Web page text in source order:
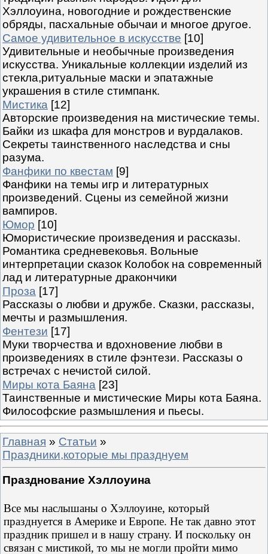
Хэллоуина, новогодние и рождественские
обряды, пасхальные обычаи и многое другое.
Самое удивительное в искусстве [10]
Удивительные и необычные произведения
искусства. Уникальные коллекции изделий из
стекла,ритуальные маски и эпатажные
украшения в стиле стимпанк.
Мистика [12]
Авторские произведения на мистические темы.
Байки из шкафа для монстров и вурдалаков.
Секреты таинственного наследства и сны
разума.
Фанфики по квестам [9]
Фанфики на темы игр и литературных
произведений. Сцены из семейной жизни
вампиров.
Юмор [10]
Юмористические произведения и рассказы.
Романтика средневековья. Вольные
интерпретации сказок Колобок на современный
лад и литературные дракончики
Проза [17]
Рассказы о любви и дружбе. Сказки, рассказы,
мечты и размышления.
Фентези [17]
Муки творчества и вдохновение любви в
произведениях в стиле фэнтези. Рассказы о
встречах с нечистой силой.
Миры кота Баяна [23]
Таинственные и мистические Миры кота Баяна.
Философские размышления и пьесы.
Главная » Статьи »
Праздники,которые мы празднуем
Празднование Хэллоуина
Все мы наслышаны о Хэллоуине, который
празднуется в Америке и Европе. Не так давно этот
праздник пришел и в нашу страну. И поскольку он
связан с мистикой, то мы не могли пройти мимо